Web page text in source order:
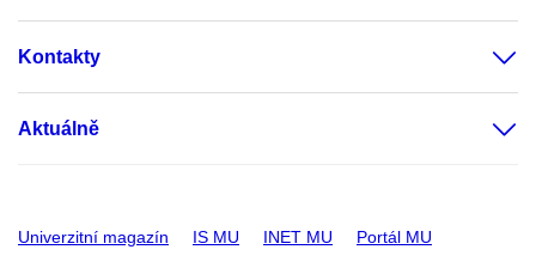
Kontakty
Aktuálně
Univerzitní magazín IS MU INET MU Portál MU